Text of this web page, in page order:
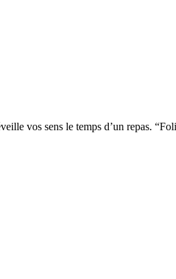
vos sens le temps d’un repas.